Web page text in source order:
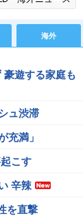
海外
豪遊する家庭も
ュ渋滞
充満」
こす
辛辣
を直撃